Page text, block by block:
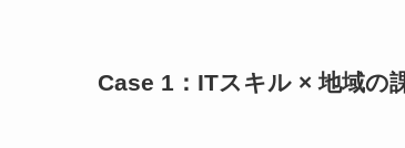
Case 1：ITスキル × 地域の